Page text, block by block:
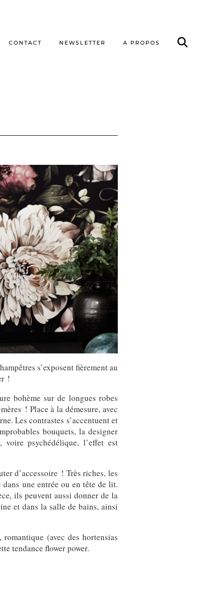
CONTACT NEWSLETTER A PROPOS
s’exposent fièrement au
!
bohème sur de longues robes
! Place à la démesure, avec
Les contrastes s’accentuent et
bouquets, la designer
voire psychédélique, l’effet est
d’accessoire ! Très riches, les
une entrée ou en tête de lit.
ils peuvent aussi donner de la
et dans la salle de bains, ainsi
(avec des hortensias
tendance flower power.